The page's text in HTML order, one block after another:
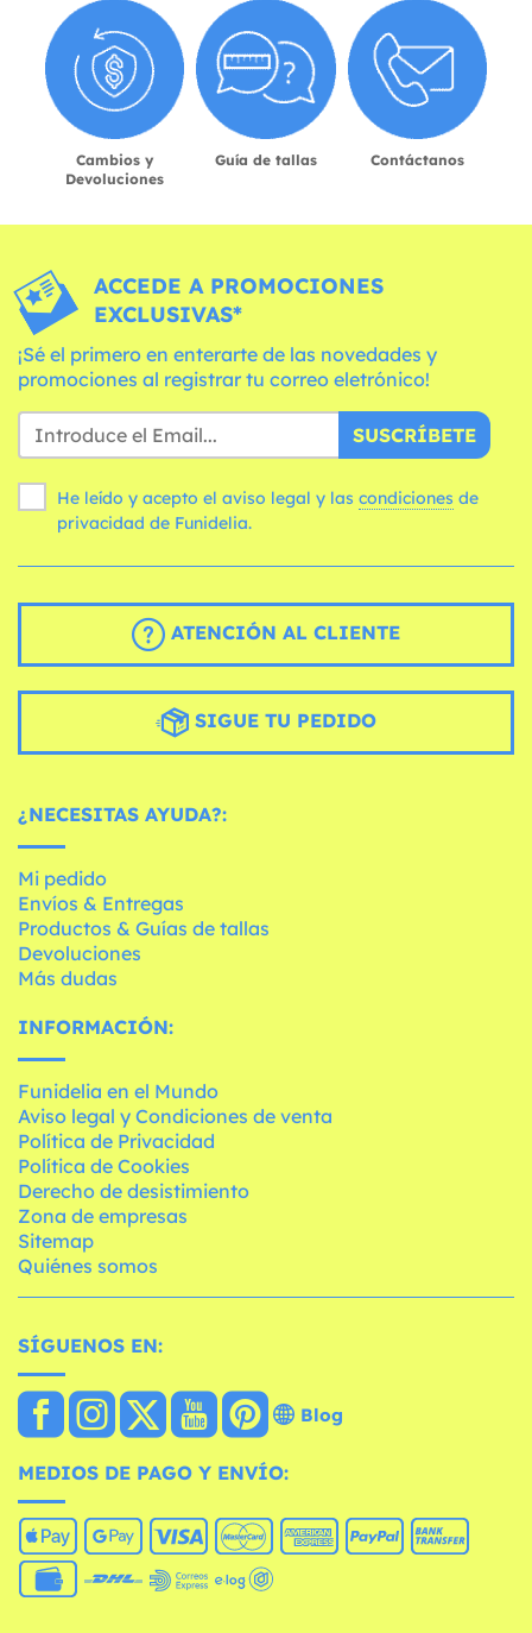
Cambios y
Devoluciones
Guía de tallas Contáctanos
ACCEDE A PROMOCIONES
EXCLUSIVAS*
¡Sé el primero en enterarte de las novedades y
promociones al registrar tu correo eletrónico!
SUSCRÍBETE
He leído y acepto el aviso legal y las condiciones
privacidad de Funidelia.
ATENCIÓN AL CLIENTE
SIGUE TU PEDIDO
¿NECESITAS AYUDA?:
Mi pedido
Envíos & Entregas
Productos & Guías de tallas
Devoluciones
Más dudas
INFORMACIÓN:
Funidelia en el Mundo
Aviso legal y Condiciones de venta
Política de Privacidad
Política de Cookies
Derecho de desistimiento
Zona de empresas
Sitemap
Quiénes somos
SÍGUENOS EN:
Blog
MEDIOS DE PAGO Y ENVÍO: